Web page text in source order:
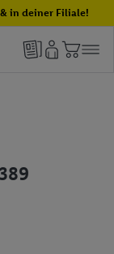
in deiner Filiale!